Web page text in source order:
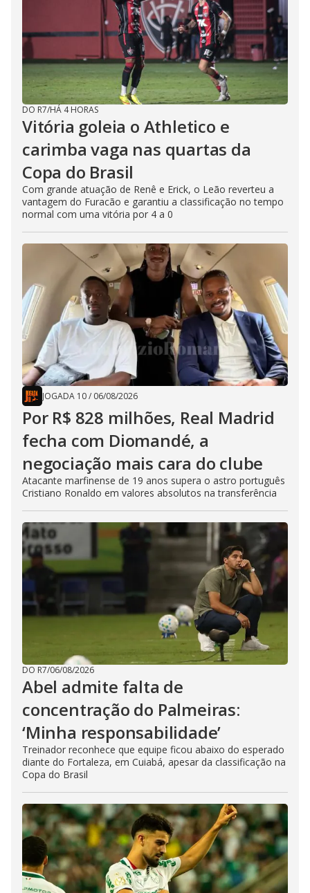
DO R7/HÁ 4 HORAS
Vitória goleia o Athletico e
carimba vaga nas quartas da
Copa do Brasil
Com grande atuação de Renê e Erick, o Leão reverteu a
vantagem do Furacão e garantiu a classificação no tempo
normal com uma vitória por 4 a 0
JOGADA 10/ 06/08/2026
Por R$ 828 milhões, Real Madrid
fecha com Diomandé, a
negociação mais cara do clube
Atacante marfinense de 19 anos supera o astro português
Cristiano Ronaldo em valores absolutos na transferência
DO R7/06/08/2026
Abel admite falta de
concentração do Palmeiras:
‘Minha responsabilidade’
Treinador reconhece que equipe ficou abaixo do esperado
diante do Fortaleza, em Cuiabá, apesar da classificação na
Copa do Brasil